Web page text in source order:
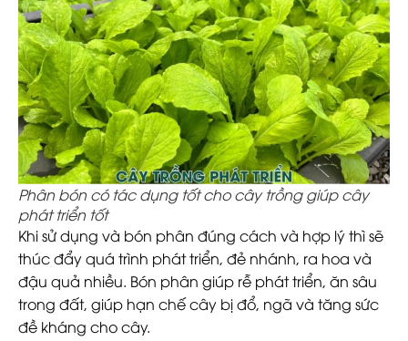
Phân bón có tác dụng tốt cho cây trồng giúp cây
phát triển tốt
Khi sử dụng và bón phân đúng cách và hợp lý thì sẽ
thúc đẩy quá trình phát triển, đẻ nhánh, ra hoa và
đậu quả nhiều. Bón phân giúp rễ phát triển, ăn sâu
trong đất, giúp hạn chế cây bị đổ, ngã và tăng sức
đề kháng cho cây.